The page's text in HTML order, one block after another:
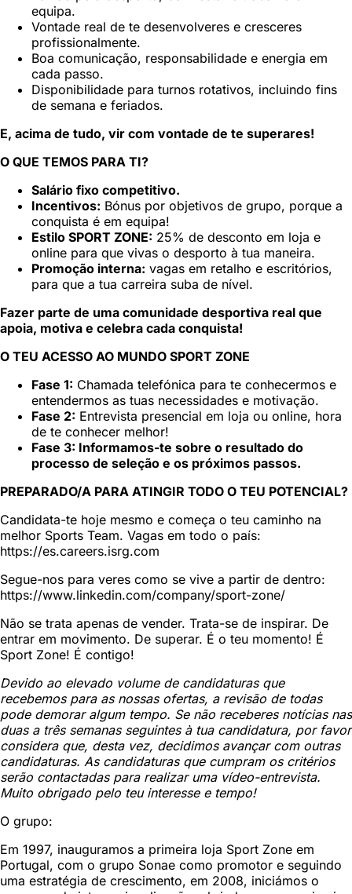
equipa.
Vontade real de te desenvolveres e cresceres
profissionalmente.
Boa comunicação, responsabilidade e energia em
cada passo.
Disponibilidade para turnos rotativos, incluindo fins
de semana e feriados.
E, acima de tudo, vir com vontade de te superares!
O QUE TEMOS PARA TI?
Salário fixo competitivo.
Incentivos: Bónus por objetivos de grupo, porque a
conquista é em equipa!
Estilo SPORT ZONE: 25% de desconto em loja e
online para que vivas o desporto à tua maneira.
Promoção interna: vagas em retalho e escritórios,
para que a tua carreira suba de nível.
Fazer parte de uma comunidade desportiva real que
apoia, motiva e celebra cada conquista!
O TEU ACESSO AO MUNDO SPORT ZONE
Fase 1: Chamada telefónica para te conhecermos e
entendermos as tuas necessidades e motivação.
Fase 2: Entrevista presencial em loja ou online, hora
de te conhecer melhor!
Fase 3: Informamos-te sobre o resultado do
processo de seleção e os próximos passos.
PREPARADO/A PARA ATINGIR TODO O TEU POTENCIAL?
Candidata-te hoje mesmo e começa o teu caminho na
melhor Sports Team. Vagas em todo o país:
https://es.careers.isrg.com
Segue-nos para veres como se vive a partir de dentro:
https://www.linkedin.com/company/sport-zone/
Não se trata apenas de vender. Trata-se de inspirar. De
entrar em movimento. De superar. É o teu momento! É
Sport Zone! É contigo!
Devido ao elevado volume de candidaturas que
recebemos para as nossas ofertas, a revisão de todas
pode demorar algum tempo. Se não receberes notícias nas
duas a três semanas seguintes à tua candidatura, por favor
considera que, desta vez, decidimos avançar com outras
candidaturas. As candidaturas que cumpram os critérios
serão contactadas para realizar uma vídeo-entrevista.
Muito obrigado pelo teu interesse e tempo!
O grupo:
Em 1997, inauguramos a primeira loja Sport Zone em
Portugal, com o grupo Sonae como promotor e seguindo
uma estratégia de crescimento, em 2008, iniciámos o